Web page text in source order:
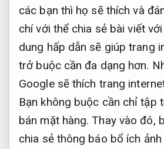
các bạn thì họ sẽ thích và
chí với thể chia sẻ bài viết
dung hấp dẫn sẽ giúp trang
trở buộc cần đa dạng hơn.
Google sẽ thích trang
Bạn không buộc cần chỉ tập
bán mặt hàng. Thay vào đó,
chia sẻ thông báo bổ ích